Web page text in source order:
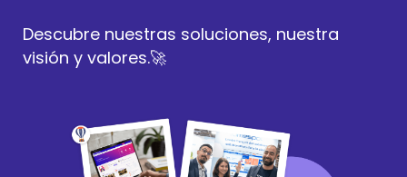
Descubre nuestras soluciones, nuestra
visión y valores.🚀